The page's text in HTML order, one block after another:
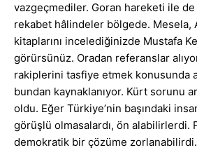
vazgeçmediler. Goran hareketi ile
rekabet hâlindeler bölgede. Mesela,
kitaplarını incelediğinizde Mustafa
görürsünüz. Oradan referanslar
rakiplerini tasfiye etmek konusunda
bundan kaynaklanıyor. Kürt sorunu
oldu. Eğer Türkiye’nin başındaki
görüşlü olmasalardı, ön alabilirlerdi.
demokratik bir çözüme